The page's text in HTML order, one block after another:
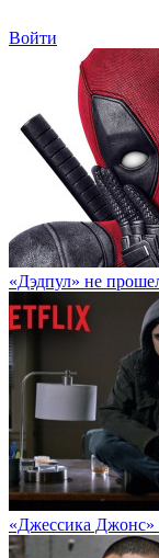
Войти
«Дэдпул» не
«Джессика Джонс»